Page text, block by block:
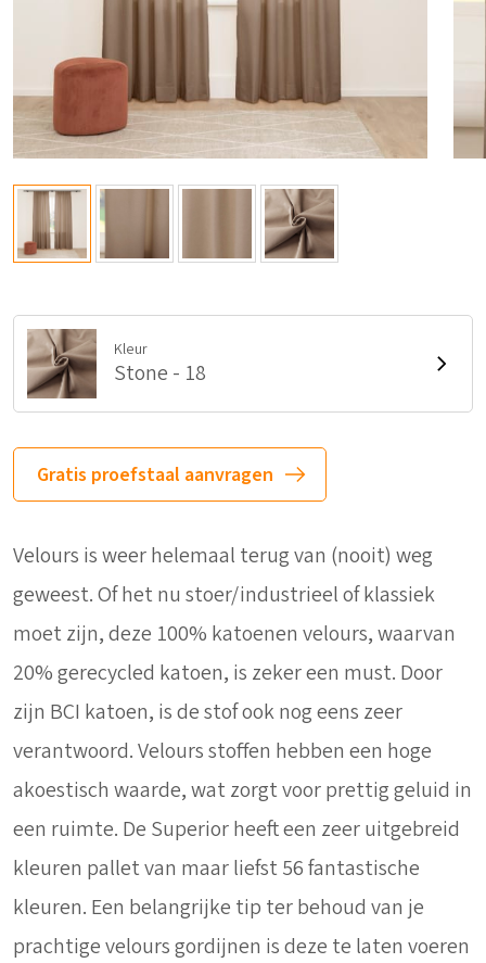
Kleur
Stone - 18
Gratis proefstaal aanvragen
Velours is weer helemaal terug van (nooit) weg
geweest. Of het nu stoer/industrieel of klassiek
moet zijn, deze 100% katoenen velours, waarvan
20% gerecycled katoen, is zeker een must. Door
zijn BCI katoen, is de stof ook nog eens zeer
verantwoord. Velours stoffen hebben een hoge
akoestisch waarde, wat zorgt voor prettig geluid in
een ruimte. De Superior heeft een zeer uitgebreid
kleuren pallet van maar liefst 56 fantastische
kleuren. Een belangrijke tip ter behoud van je
prachtige velours gordijnen is deze te laten voeren